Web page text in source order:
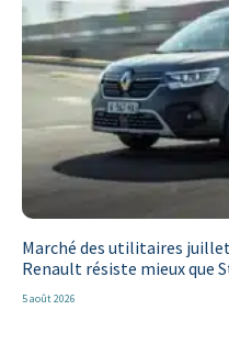
Marché des utilitaires
Renault résiste mieux que
5 août 2026